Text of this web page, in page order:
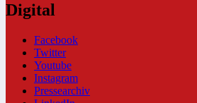
Digital
Facebook
Twitter
Youtube
Instagram
Pressearchiv